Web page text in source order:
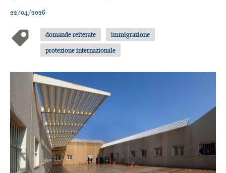
22/04/2026
domande reiterate
immigrazione
protezione internazionale